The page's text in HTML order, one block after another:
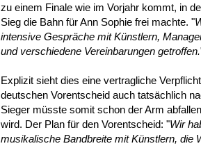
zu einem Finale wie im Vorjahr kommt, in
Sieg die Bahn für Ann Sophie frei machte. "
intensive Gespräche mit Künstlern,
und verschiedene Vereinbarungen getroffen.
Explizit sieht dies eine vertragliche
deutschen Vorentscheid auch tatsächlich
Sieger müsste somit schon der Arm
wird. Der Plan für den Vorentscheid: "Wir
musikalische Bandbreite mit Künstlern, die